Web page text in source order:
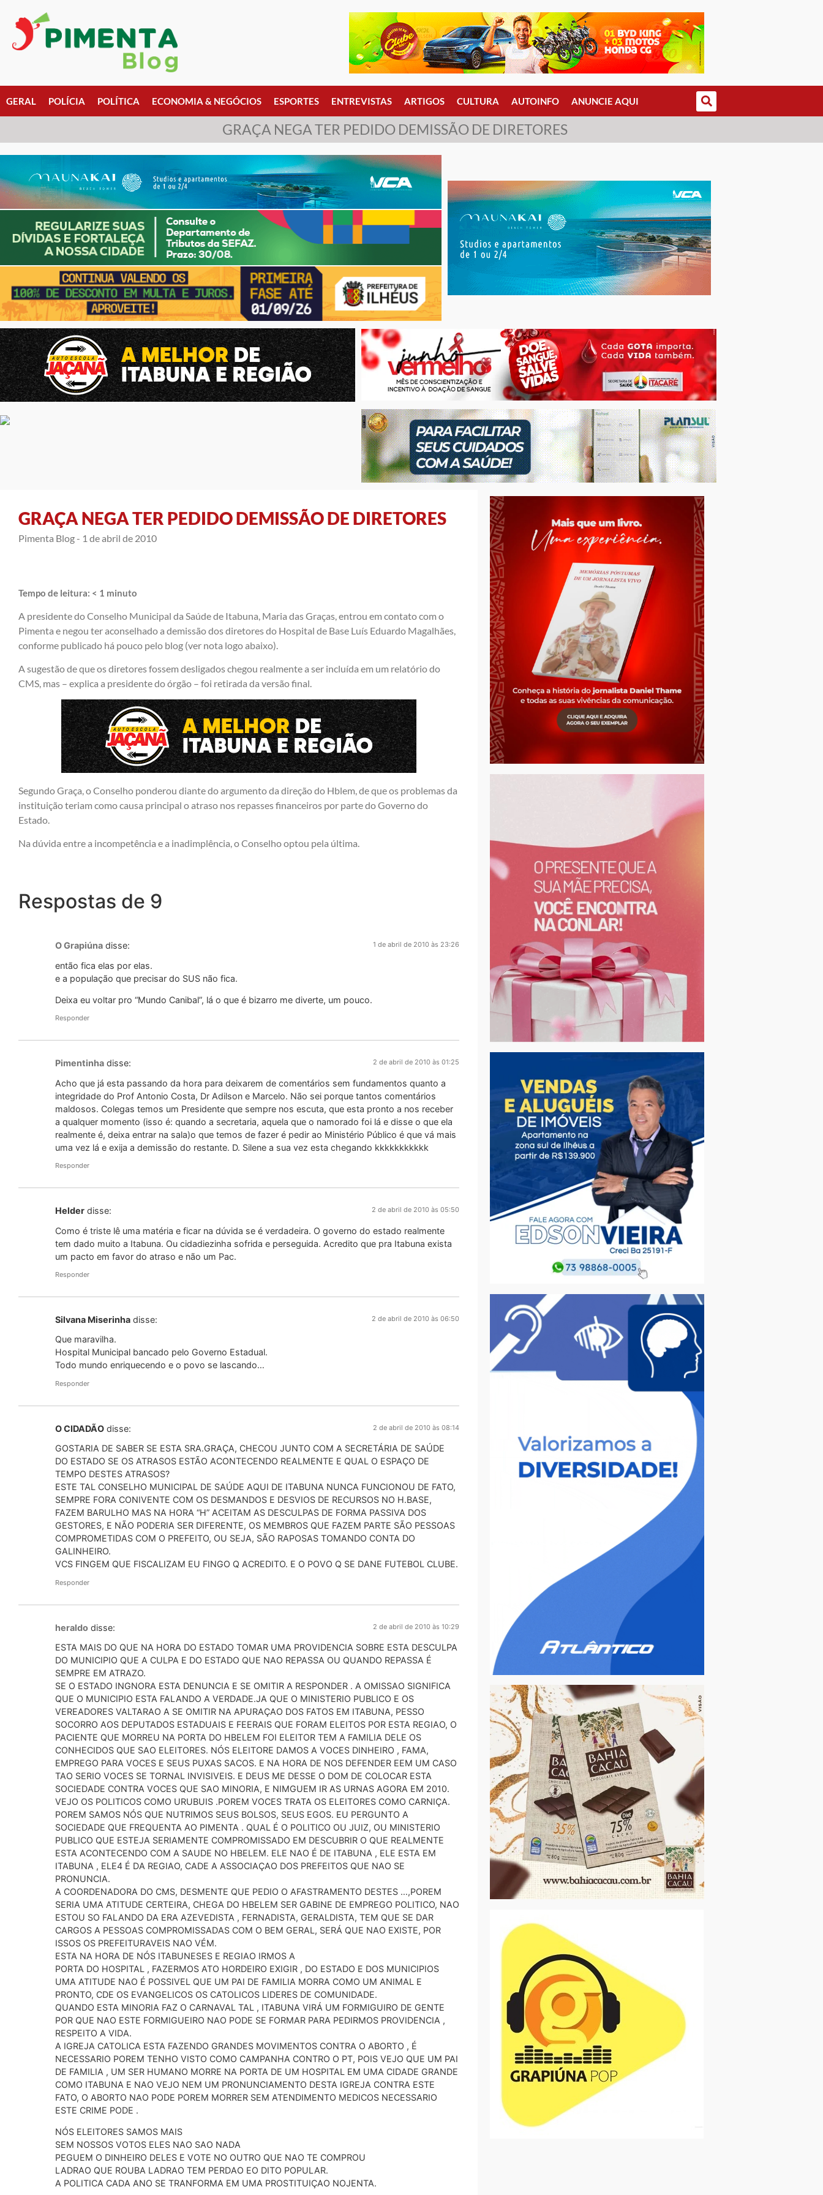
GERAL POLÍCIA POLÍTICA ECONOMIA & NEGÓCIOS ESPORTES ENTREVISTAS ARTIGOS CULTURA AUTOINFO ANUNCIE AQUI
GRAÇA NEGA TER PEDIDO DEMISSÃO DE DIRETORES
GRAÇA NEGA TER PEDIDO DEMISSÃO DE DIRETORES
Pimenta Blog - 1 de abril de 2010
Tempo de leitura: < 1 minuto
A presidente do Conselho Municipal da Saúde de Itabuna, Maria das Graças, entrou em contato com o
Pimenta e negou ter aconselhado a demissão dos diretores do Hospital de Base Luís Eduardo Magalhães,
conforme publicado há pouco pelo blog (ver nota logo abaixo).
A sugestão de que os diretores fossem desligados chegou realmente a ser incluída em um relatório do
CMS, mas – explica a presidente do órgão – foi retirada da versão final.
Segundo Graça, o Conselho ponderou diante do argumento da direção do Hblem, de que os problemas da
instituição teriam como causa principal o atraso nos repasses financeiros por parte do Governo do
Estado.
Na dúvida entre a incompetência e a inadimplência, o Conselho optou pela última.
Respostas de 9
O Grapiúna disse: 1 de abril de 2010 às 23:26
então fica elas por elas.
e a população que precisar do SUS não fica.
Deixa eu voltar pro “Mundo Canibal”, lá o que é bizarro me diverte, um pouco.
Responder
Pimentinha disse: 2 de abril de 2010 às 01:25
Acho que já esta passando da hora para deixarem de comentários sem fundamentos quanto a
integridade do Prof Antonio Costa, Dr Adilson e Marcelo. Não sei porque tantos comentários
maldosos. Colegas temos um Presidente que sempre nos escuta, que esta pronto a nos receber
a qualquer momento (isso é: quando a secretaria, aquela que o namorado foi lá e disse o que ela
realmente é, deixa entrar na sala)o que temos de fazer é pedir ao Ministério Público é que vá mais
uma vez lá e exija a demissão do restante. D. Silene a sua vez esta chegando kkkkkkkkkkk
Responder
Helder disse: 2 de abril de 2010 às 05:50
Como é triste lê uma matéria e ficar na dúvida se é verdadeira. O governo do estado realmente
tem dado muito a Itabuna. Ou cidadiezinha sofrida e perseguida. Acredito que pra Itabuna exista
um pacto em favor do atraso e não um Pac.
Responder
Silvana Miserinha disse: 2 de abril de 2010 às 06:50
Que maravilha.
Hospital Municipal bancado pelo Governo Estadual.
Todo mundo enriquecendo e o povo se lascando…
Responder
O CIDADÃO disse: 2 de abril de 2010 às 08:14
GOSTARIA DE SABER SE ESTA SRA.GRAÇA, CHECOU JUNTO COM A SECRETÁRIA DE SAÚDE
DO ESTADO SE OS ATRASOS ESTÃO ACONTECENDO REALMENTE E QUAL O ESPAÇO DE
TEMPO DESTES ATRASOS?
ESTE TAL CONSELHO MUNICIPAL DE SAÚDE AQUI DE ITABUNA NUNCA FUNCIONOU DE FATO,
SEMPRE FORA CONIVENTE COM OS DESMANDOS E DESVIOS DE RECURSOS NO H.BASE,
FAZEM BARULHO MAS NA HORA “H” ACEITAM AS DESCULPAS DE FORMA PASSIVA DOS
GESTORES, E NÃO PODERIA SER DIFERENTE, OS MEMBROS QUE FAZEM PARTE SÃO PESSOAS
COMPROMETIDAS COM O PREFEITO, OU SEJA, SÃO RAPOSAS TOMANDO CONTA DO
GALINHEIRO.
VCS FINGEM QUE FISCALIZAM EU FINGO Q ACREDITO. E O POVO Q SE DANE FUTEBOL CLUBE.
Responder
heraldo disse: 2 de abril de 2010 às 10:29
ESTA MAIS DO QUE NA HORA DO ESTADO TOMAR UMA PROVIDENCIA SOBRE ESTA DESCULPA
DO MUNICIPIO QUE A CULPA E DO ESTADO QUE NAO REPASSA OU QUANDO REPASSA É
SEMPRE EM ATRAZO.
SE O ESTADO INGNORA ESTA DENUNCIA E SE OMITIR A RESPONDER . A OMISSAO SIGNIFICA
QUE O MUNICIPIO ESTA FALANDO A VERDADE.JA QUE O MINISTERIO PUBLICO E OS
VEREADORES VALTARAO A SE OMITIR NA APURAÇAO DOS FATOS EM ITABUNA, PESSO
SOCORRO AOS DEPUTADOS ESTADUAIS E FEERAIS QUE FORAM ELEITOS POR ESTA REGIAO, O
PACIENTE QUE MORREU NA PORTA DO HBELEM FOI ELEITOR TEM A FAMILIA DELE OS
CONHECIDOS QUE SAO ELEITORES. NÓS ELEITORE DAMOS A VOCES DINHEIRO , FAMA,
EMPREGO PARA VOCES E SEUS PUXAS SACOS. E NA HORA DE NOS DEFENDER EEM UM CASO
TAO SERIO VOCES SE TORNAL INVISIVEIS. E DEUS ME DESSE O DOM DE COLOCAR ESTA
SOCIEDADE CONTRA VOCES QUE SAO MINORIA, E NIMGUEM IR AS URNAS AGORA EM 2010.
VEJO OS POLITICOS COMO URUBUIS .POREM VOCES TRATA OS ELEITORES COMO CARNIÇA.
POREM SAMOS NÓS QUE NUTRIMOS SEUS BOLSOS, SEUS EGOS. EU PERGUNTO A
SOCIEDADE QUE FREQUENTA AO PIMENTA . QUAL É O POLITICO OU JUIZ, OU MINISTERIO
PUBLICO QUE ESTEJA SERIAMENTE COMPROMISSADO EM DESCUBRIR O QUE REALMENTE
ESTA ACONTECENDO COM A SAUDE NO HBELEM. ELE NAO É DE ITABUNA , ELE ESTA EM
ITABUNA , ELE4 É DA REGIAO, CADE A ASSOCIAÇAO DOS PREFEITOS QUE NAO SE
PRONUNCIA.
A COORDENADORA DO CMS, DESMENTE QUE PEDIO O AFASTRAMENTO DESTES …,POREM
SERIA UMA ATITUDE CERTEIRA, CHEGA DO HBELEM SER GABINE DE EMPREGO POLITICO, NAO
ESTOU SO FALANDO DA ERA AZEVEDISTA , FERNADISTA, GERALDISTA, TEM QUE SE DAR
CARGOS A PESSOAS COMPROMISSADAS COM O BEM GERAL, SERÁ QUE NAO EXISTE, POR
ISSOS OS PREFEITURAVEIS NAO VÉM.
ESTA NA HORA DE NÓS ITABUNESES E REGIAO IRMOS A
PORTA DO HOSPITAL , FAZERMOS ATO HORDEIRO EXIGIR , DO ESTADO E DOS MUNICIPIOS
UMA ATITUDE NAO É POSSIVEL QUE UM PAI DE FAMILIA MORRA COMO UM ANIMAL E
PRONTO, CDE OS EVANGELICOS OS CATOLICOS LIDERES DE COMUNIDADE.
QUANDO ESTA MINORIA FAZ O CARNAVAL TAL , ITABUNA VIRÁ UM FORMIGUIRO DE GENTE
POR QUE NAO ESTE FORMIGUEIRO NAO PODE SE FORMAR PARA PEDIRMOS PROVIDENCIA ,
RESPEITO A VIDA.
A IGREJA CATOLICA ESTA FAZENDO GRANDES MOVIMENTOS CONTRA O ABORTO , É
NECESSARIO POREM TENHO VISTO COMO CAMPANHA CONTRO O PT, POIS VEJO QUE UM PAI
DE FAMILIA , UM SER HUMANO MORRE NA PORTA DE UM HOSPITAL EM UMA CIDADE GRANDE
COMO ITABUNA E NAO VEJO NEM UM PRONUNCIAMENTO DESTA IGREJA CONTRA ESTE
FATO, O ABORTO NAO PODE POREM MORRER SEM ATENDIMENTO MEDICOS NECESSARIO
ESTE CRIME PODE .
NÓS ELEITORES SAMOS MAIS
SEM NOSSOS VOTOS ELES NAO SAO NADA
PEGUEM O DINHEIRO DELES E VOTE NO OUTRO QUE NAO TE COMPROU
LADRAO QUE ROUBA LADRAO TEM PERDAO EO DITO POPULAR.
A POLITICA CADA ANO SE TRANFORMA EM UMA PROSTITUIÇAO NOJENTA.